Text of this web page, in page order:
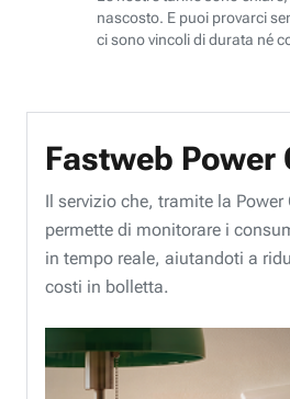
nascosto. E puoi provarci
ci sono vincoli di durata né
Fastweb Power
Il servizio che, tramite la
permette di monitorare i
in tempo reale, aiutandoti a
costi in bolletta.